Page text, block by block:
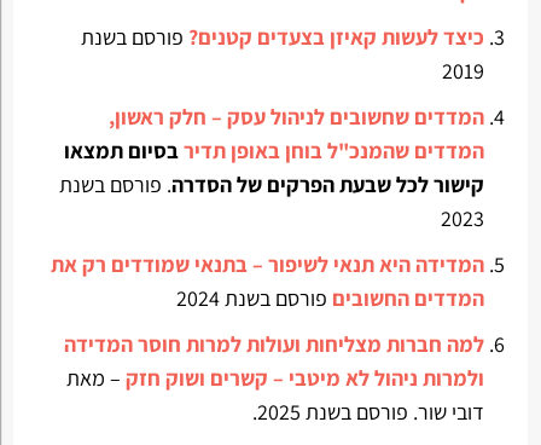
כיצד לעשות קאיזן בצעדים קטנים? פורסם בשנת
2019
המדדים שחשובים לניהול עסק – חלק ראשון,
המדדים שהמנכ"ל בוחן באופן תדירבסיום תמצאו
קישור לכל שבעת הפרקים של הסדרה. פורסם בשנת
2023
המדידה היא תנאי לשיפור – בתנאי שמודדים רק את
המדדים החשובים פורסם בשנת 2024
למה חברות מצליחות ועולות למרות חוסר המדידה
ולמרות ניהול לא מיטבי – קשרים ושוק חזק– מאת
דובי שור. פורסם בשנת 2025.